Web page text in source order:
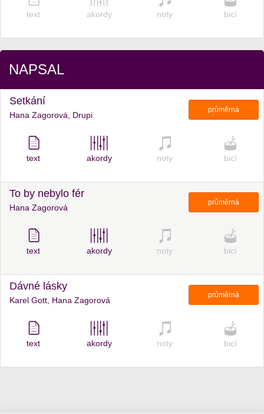
text akordy noty bicí
NAPSAL
Setkání
Hana Zagorová, Drupi
průměrná
text akordy noty bicí
To by nebylo fér
Hana Zagorová
průměrná
text akordy noty bicí
Dávné lásky
Karel Gott, Hana Zagorová
průměrná
text akordy noty bicí